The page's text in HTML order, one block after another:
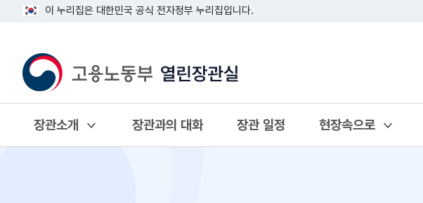
이 누리집은 대한민국 공식 전자정부 누리집입니다.
장관소개 장관과의 대화 장관 일정 현장속으로